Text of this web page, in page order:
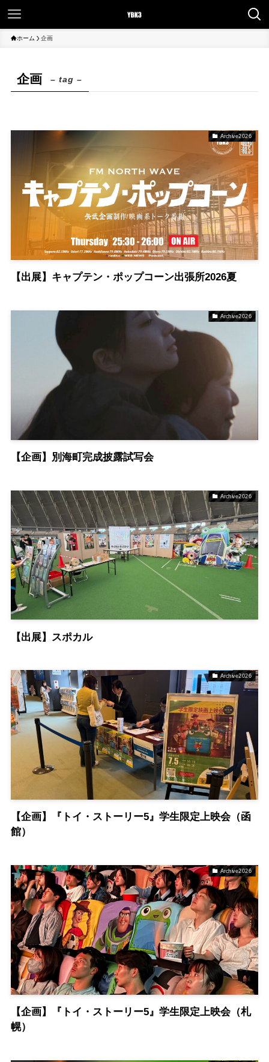
ホーム 企画
企画 – tag –
Archive2026
【出展】キャプテン・ポップコーン出張所2026夏
Archive2026
【企画】別海町完成披露試写会
Archive2026
【出展】スポカル
Archive2026
【企画】『トイ・ストーリー5』学生限定上映会（函
館）
Archive2026
【企画】『トイ・ストーリー5』学生限定上映会（札
幌）